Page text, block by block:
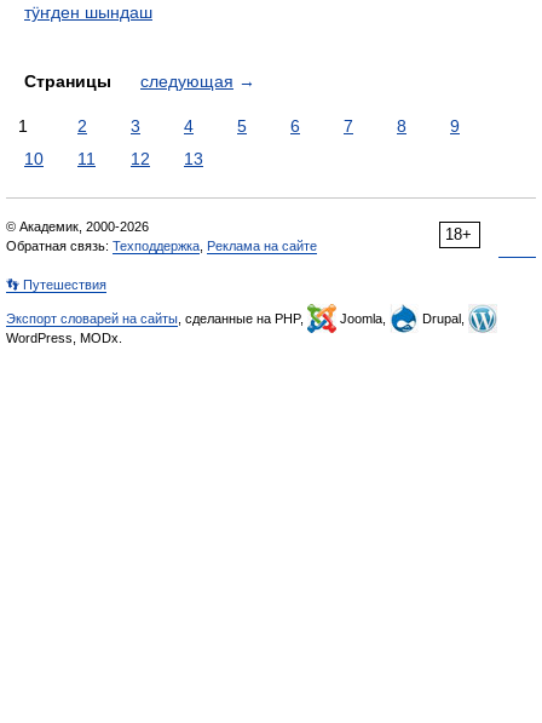
тӱҥден шындаш
Страницы следующая →
1 2 3 4 5 6 7 8
9
10
11 12 13
18+
© Академик, 2000-2026
Обратная связь: Техподдержка Реклама на сайте
👣 Путешествия
Экспорт словарей на сайты , сделанные на PHP, Joomla,
Drupal,
WordPress, MODx.